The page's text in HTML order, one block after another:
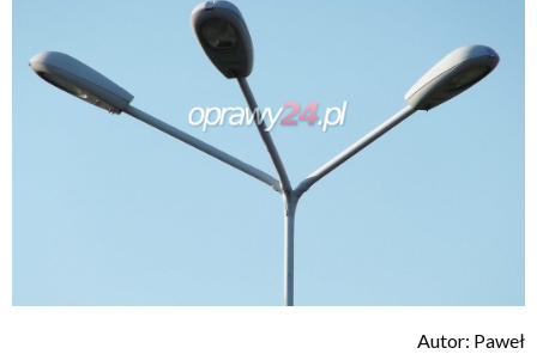
Autor: Paweł